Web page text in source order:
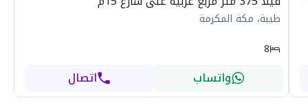
طيبة، مكة المكرمة
8
واتساب اتصال